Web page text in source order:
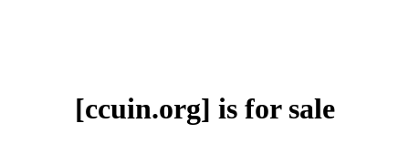
[ccuin.org] is for sale